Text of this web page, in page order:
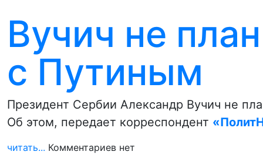
Вучич не
с Путиным
Президент Сербии Александр Вучич не
Об этом, передает корреспондент
читать... Комментариев нет